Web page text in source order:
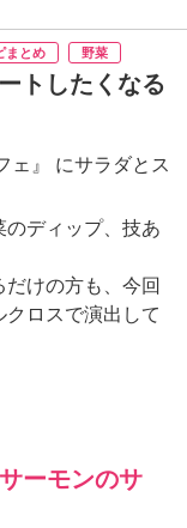
まとめ 野菜
トしたくなる
ェ』 にサラダとス
ディップ、技あ
けの方も、今回
ロスで演出して
ーモンのサ